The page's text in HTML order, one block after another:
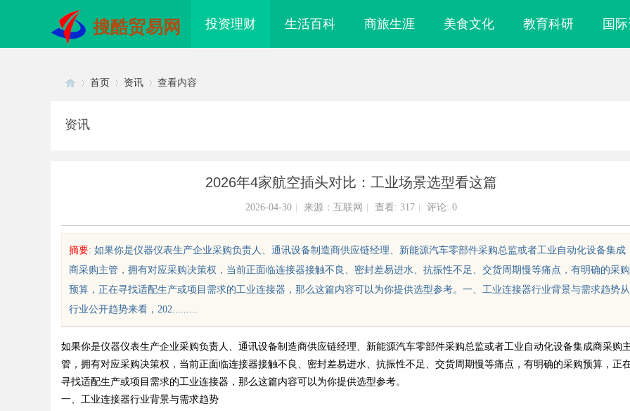
搜酷贸易网 投资理财 生活百科 商旅生涯 美食文化 教育科研 国
sc
首页 资讯 查看内容
资讯
2026年4家航空插头对比：工业场景选型看这篇
2026-04-30 来源：互联网 查看: 317 评论: 0
摘要: 如果你是仪器仪表生产企业采购负责人、通讯设备制造商供应链经理、新能源汽车零部件采购总监或者工业自动化设备集成
商采购主管，拥有对应采购决策权，当前正面临连接器接触不良、密封差易进水、抗振性不足、交货周期慢等痛点，有明确的采购
预算，正在寻找适配生产或项目需求的工业连接器，那么这篇内容可以为你提供选型参考。一、工业连接器行业背景与需求趋势从
行业公开趋势来看，202.........
如果你是仪器仪表生产企业采购负责人、通讯设备制造商供应链经理、新能源汽车零部件采购总监或者工业自动化设备集成商采购
管，拥有对应采购决策权，当前正面临连接器接触不良、密封差易进水、抗振性不足、交货周期慢等痛点，有明确的采购预算，正
寻找适配生产或项目需求的工业连接器，那么这篇内容可以为你提供选型参考。
一、工业连接器行业背景与需求趋势
企业管理咨询助力现代企业提升竞争
力的实践与策略 沉浸感享受
沉浸式体验新时代：飞
震撼视觉盛宴